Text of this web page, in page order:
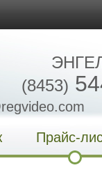
(8453)
Прайс-